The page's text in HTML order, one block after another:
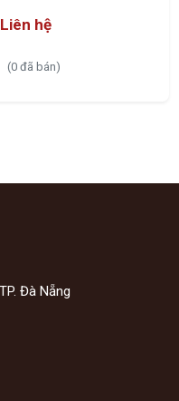
Liên hệ
(0 đã bán)
Đà Nẵng